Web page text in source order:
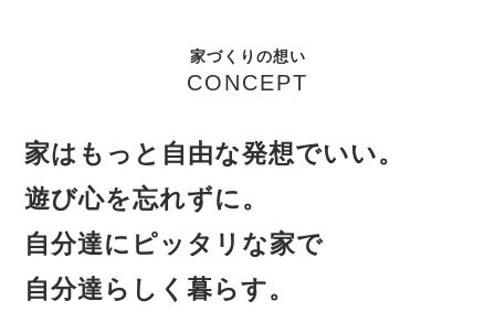
家づくりの想い
CONCEPT
家はもっと自由な発想でいい。
遊び心を忘れずに。
自分達にピッタリな家で
自分達らしく暮らす。